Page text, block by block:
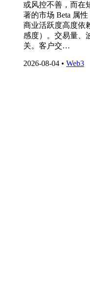
或风控不善，而在
著的市场 Beta 属
商业活跃度高度依
感度）。交易量、
关。客户交…
2026-08-04 • Web3